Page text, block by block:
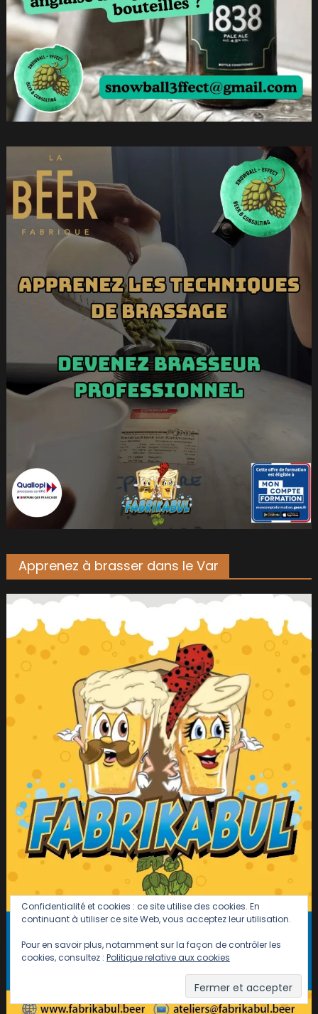
Apprenez à brasser dans le Var
Confidentialité et cookies : ce site utilise des cookies. En
continuant à utiliser ce site Web, vous acceptez leur utilisation.
Pour en savoir plus, notamment sur la façon de contrôler les
cookies, consultez : Politique relative aux cookies